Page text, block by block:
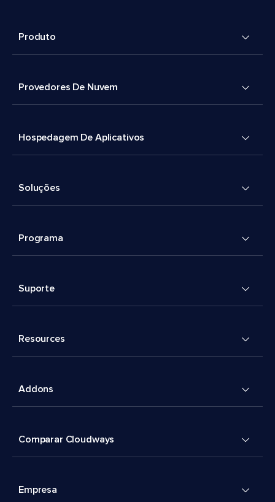
Produto
Provedores De Nuvem
Hospedagem De Aplicativos
Soluções
Programa
Suporte
Resources
Addons
Comparar Cloudways
Empresa